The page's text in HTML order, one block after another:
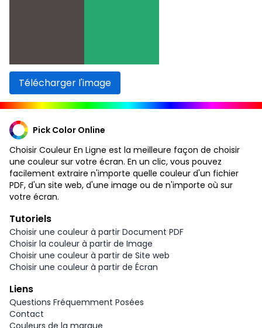
Télécharger l'image
Pick Color Online
Choisir Couleur En Ligne est la meilleure façon de choisir
une couleur sur votre écran. En un clic, vous pouvez
facilement extraire n'importe quelle couleur d'un fichier
PDF, d'un site web, d'une image ou de n'importe où sur
votre écran.
Tutoriels
Choisir une couleur à partir Document PDF
Choisir la couleur à partir de Image
Choisir une couleur à partir de Site web
Choisir une couleur à partir de Écran
Liens
Questions Fréquemment Posées
Contact
Couleurs de la marque